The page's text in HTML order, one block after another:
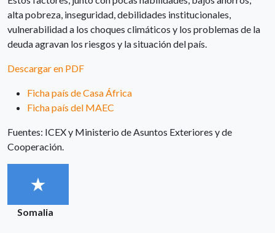
alta pobreza, inseguridad, debilidades institucionales,
vulnerabilidad a los choques climáticos y los problemas de la
deuda agravan los riesgos y la situación del país.
Descargar en PDF
Ficha país de Casa África
Ficha país del MAEC
Fuentes: ICEX y Ministerio de Asuntos Exteriores y de
Cooperación.
Somalia